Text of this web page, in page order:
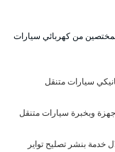
من كهربائي سيارات
سيارات متنقل
وبخبرة سيارات متنقل
خدمة بنشر تصليح تواير